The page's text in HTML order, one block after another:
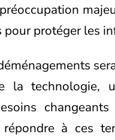
protéger les
la technologie,
changeants
à ces